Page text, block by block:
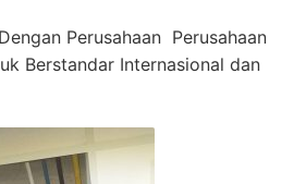
Perusahaan Perusahaan
Berstandar Internasional dan